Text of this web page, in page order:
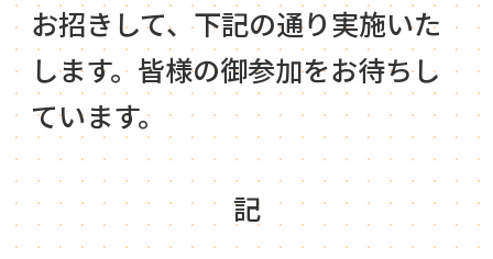
お招きして、下記の通り実施いた
します。皆様の御参加をお待ちし
ています。
記